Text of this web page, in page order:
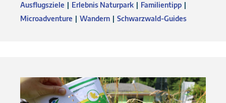
Ausflugsziele Erlebnis Naturpark
Familientipp
Microadventure
Wandern Schwarzwald-Guides